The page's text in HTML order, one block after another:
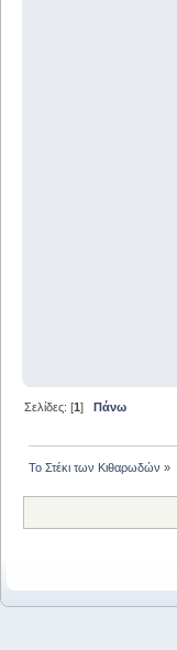
Σελίδες: [1] Πάνω
Το Στέκι των Κιθαρωδών »